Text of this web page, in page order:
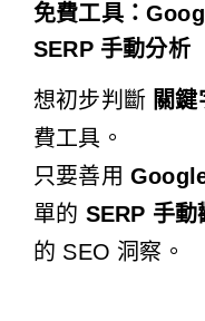
免費工具：
SERP 手動分析
想初步判斷 關
費工具。
只要善用
單的 SERP 手動
的 SEO 洞察。